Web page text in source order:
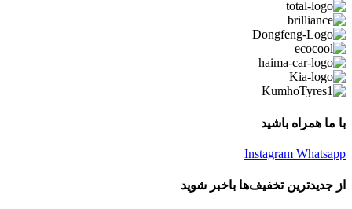
با ما همراه باشید
Instagram Whatsapp
از جدیدترین تخفیف‌ها باخبر شوید